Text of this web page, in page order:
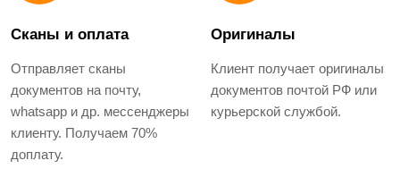
Сканы и оплата
Отправляет сканы
документов на почту,
whatsapp и др. мессенджеры
клиенту. Получаем 70%
доплату.
Оригиналы
Клиент получает оригиналы
документов почтой РФ или
курьерской службой.